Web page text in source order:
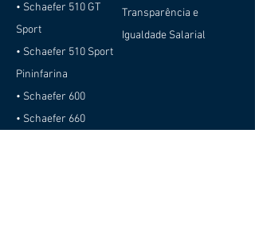
• Schaefer 510 GT
Sport
• Schaefer 510 Sport
Pininfarina
• Schaefer 600
• Schaefer 660
Transparência e
Igualdade Salarial